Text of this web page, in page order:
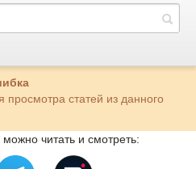
просмотра статей из данного
читать и смотреть: